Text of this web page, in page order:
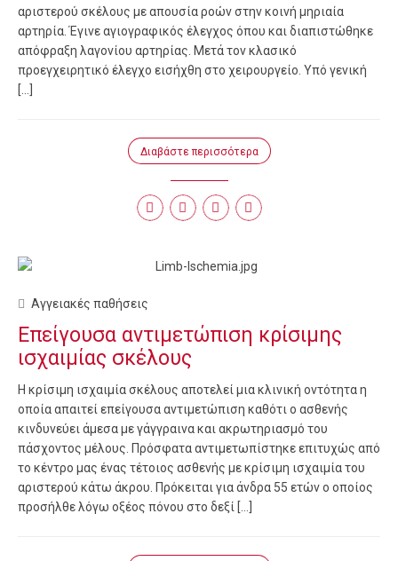
αριστερού σκέλους με απουσία ροών στην κοινή μηριαία
αρτηρία. Έγινε αγιογραφικός έλεγχος όπου και διαπιστώθηκε
απόφραξη λαγονίου αρτηρίας. Μετά τον κλασικό
προεγχειρητικό έλεγχο εισήχθη στο χειρουργείο. Υπό γενική
[…]
Διαβάστε περισσότερα
Αγγειακές παθήσεις
Επείγουσα αντιμετώπιση κρίσιμης
ισχαιμίας σκέλους
Η κρίσιμη ισχαιμία σκέλους αποτελεί μια κλινική οντότητα η
οποία απαιτεί επείγουσα αντιμετώπιση καθότι ο ασθενής
κινδυνεύει άμεσα με γάγγραινα και ακρωτηριασμό του
πάσχοντος μέλους. Πρόσφατα αντιμετωπίστηκε επιτυχώς από
το κέντρο μας ένας τέτοιος ασθενής με κρίσιμη ισχαιμία του
αριστερού κάτω άκρου. Πρόκειται για άνδρα 55 ετών ο οποίος
προσήλθε λόγω οξέος πόνου στο δεξί […]